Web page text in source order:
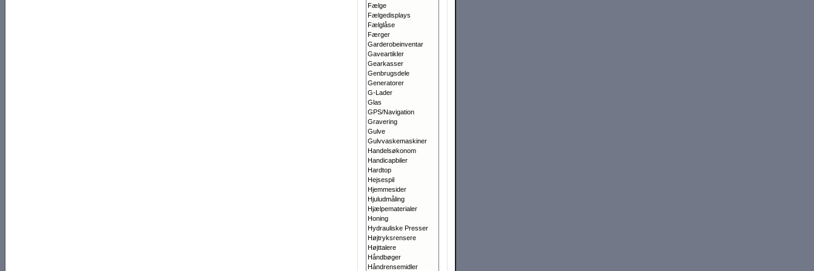
Fælge
Fælgedisplays
Fælglåse
Færger
Garderobeinventar
Gaveartikler
Gearkasser
Genbrugsdele
Generatorer
G-Lader
Glas
GPS/Navigation
Gravering
Gulve
Gulvvaskemaskiner
Handelsøkonom
Handicapbiler
Hardtop
Hejsespil
Hjemmesider
Hjuludmåling
Hjælpematerialer
Honing
Hydrauliske Presser
Højtryksrensere
Højttalere
Håndbøger
Håndrensemidler